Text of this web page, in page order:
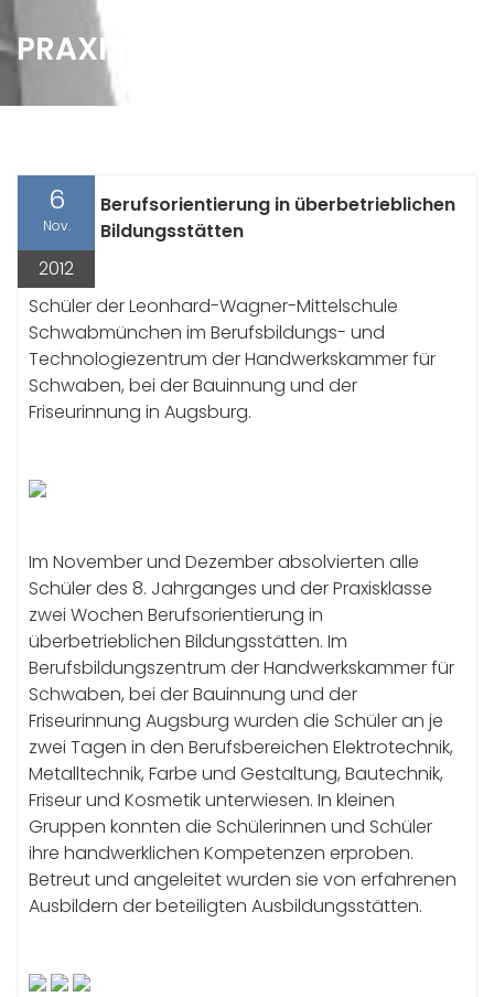
PRAXISWOCHE 2011
6
Nov.
2012
Berufsorientierung in überbetrieblichen
Bildungsstätten
Schüler der Leonhard-Wagner-Mittelschule
Schwabmünchen im Berufsbildungs- und
Technologiezentrum der Handwerkskammer für
Schwaben, bei der Bauinnung und der
Friseurinnung in Augsburg.
Im November und Dezember absolvierten alle
Schüler des 8. Jahrganges und der Praxisklasse
zwei Wochen Berufsorientierung in
überbetrieblichen Bildungsstätten. Im
Berufsbildungszentrum der Handwerkskammer für
Schwaben, bei der Bauinnung und der
Friseurinnung Augsburg wurden die Schüler an je
zwei Tagen in den Berufsbereichen Elektrotechnik,
Metalltechnik, Farbe und Gestaltung, Bautechnik,
Friseur und Kosmetik unterwiesen. In kleinen
Gruppen konnten die Schülerinnen und Schüler
ihre handwerklichen Kompetenzen erproben.
Betreut und angeleitet wurden sie von erfahrenen
Ausbildern der beteiligten Ausbildungsstätten.